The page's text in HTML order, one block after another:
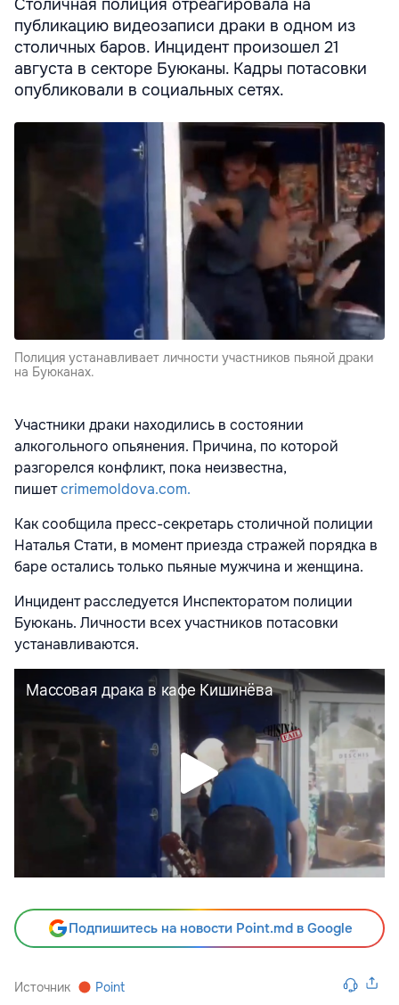
Столичная полиция отреагировала на
публикацию видеозаписи драки в одном из
столичных баров. Инцидент произошел 21
августа в секторе Буюканы. Кадры потасовки
опубликовали в социальных сетях.
Полиция устанавливает личности участников пьяной драки
на Буюканах.
Участники драки находились в состоянии
алкогольного опьянения. Причина, по которой
разгорелся конфликт, пока неизвестна,
пишетcrimemoldova.com.
Как сообщила пресс-секретарь столичной полиции
Наталья Стати, в момент приезда стражей порядка в
баре остались только пьяные мужчина и женщина.
Инцидент расследуется Инспекторатом полиции
Буюкань. Личности всех участников потасовки
устанавливаются.
Подпишитесь на новости Point.md в Google
Источник Point